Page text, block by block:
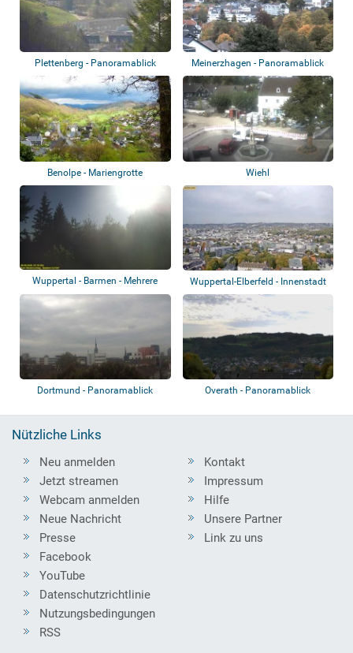
Plettenberg - Panoramablick Meinerzhagen - Panoramablick
Benolpe - Mariengrotte Wiehl
Wuppertal - Barmen - Mehrere
Webcams
Wuppertal-Elberfeld - Innenstadt
Dortmund - Panoramablick Overath - Panoramablick
Nützliche Links
Neu anmelden
Jetzt streamen
Webcam anmelden
Neue Nachricht
Presse
Kontakt
Impressum
Hilfe
Unsere Partner
Link zu uns
Facebook
YouTube
Datenschutzrichtlinie
Nutzungsbedingungen
RSS